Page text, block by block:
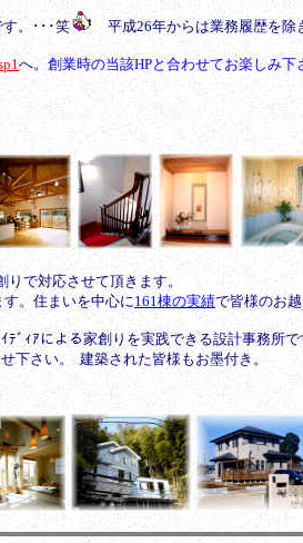
。･･･笑 平成26年からは業務履歴を除
へ。 創業時の当該HPと合わせてお楽しみ
で対応させて頂きます。
。住まいを中心に161棟の実績で皆様のお
ﾃﾞｨｱによる家創りを実践できる設計事務所で
下さい。 建築された皆様もお墨付き。